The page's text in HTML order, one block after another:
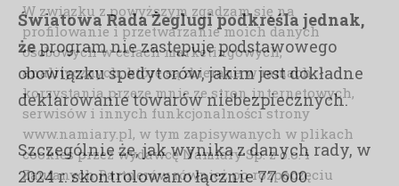
Światowa Rada Żeglugi podkreśla jednak,
żeprogram nie zastępuje podstawowego
obowiązku spedytorów, jakim jest dokładne
deklarowanie towarów niebezpiecznych.
Szczególnie że, jak wynika z danych rady, w
2024 r. skontrolowano łącznie 77 600
W związku z powyższym zgadzam się na
profilowanie i przetwarzanie moich danych
osobowych w celach marketingowych,
analitycznych, które są zbierane w ramach
korzystania przeze mnie ze stron internetowych,
serwisów i innych funkcjonalności strony
www.namiary.pl, w tym zapisywanych w plikach
cookies przez wydawcę Namiary Sp. z o.o. i
Zaufanych Partnerów również po rozpoczęciu